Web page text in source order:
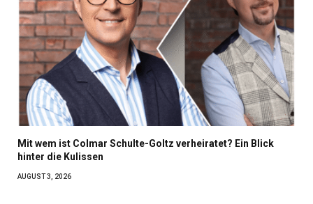
Mit wem ist Colmar Schulte-Goltz verheiratet? Ein Blick
hinter die Kulissen
AUGUST 3, 2026